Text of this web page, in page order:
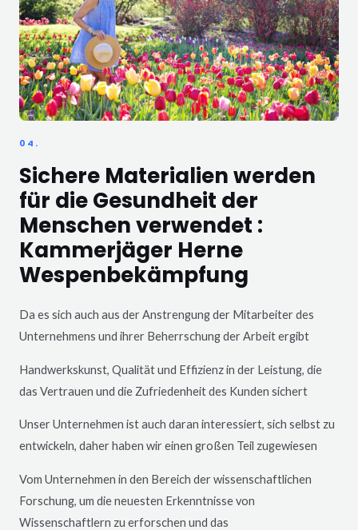
04.
Sichere Materialien werden
für die Gesundheit der
Menschen verwendet :
Kammerjäger Herne
Wespenbekämpfung
Da es sich auch aus der Anstrengung der Mitarbeiter des
Unternehmens und ihrer Beherrschung der Arbeit ergibt
Handwerkskunst, Qualität und Effizienz in der Leistung, die
das Vertrauen und die Zufriedenheit des Kunden sichert
Unser Unternehmen ist auch daran interessiert, sich selbst zu
entwickeln, daher haben wir einen großen Teil zugewiesen
Vom Unternehmen in den Bereich der wissenschaftlichen
Forschung, um die neuesten Erkenntnisse von
Wissenschaftlern zu erforschen und das